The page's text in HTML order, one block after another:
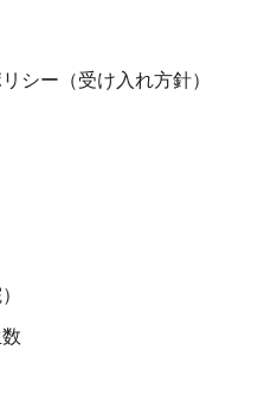
シー（受け入れ方針）